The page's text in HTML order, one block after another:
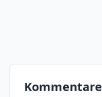
Kommentare